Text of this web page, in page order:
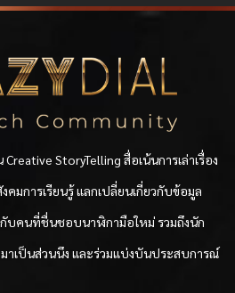
StoryTelling สื่อเน้นการเล่าเรื่อง
คมการเรียนรู้ แลกเปลี่ยนเกี่ยวกับข้อมูล
กับคนที่ชื่นชอบนาฬิกามือใหม่ รวมถึงนัก
เป็นส่วนนึง และร่วมแบ่งบันประสบการณ์